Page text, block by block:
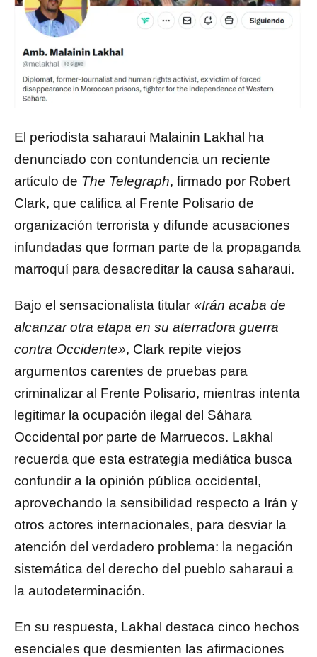
El periodista saharaui Malainin Lakhal ha
denunciado con contundencia un reciente
artículo de The Telegraph, firmado por Robert
Clark, que califica al Frente Polisario de
organización terrorista y difunde acusaciones
infundadas que forman parte de la propaganda
marroquí para desacreditar la causa saharaui.
Bajo el sensacionalista titular «Irán acaba de
alcanzar otra etapa en su aterradora guerra
contra Occidente», Clark repite viejos
argumentos carentes de pruebas para
criminalizar al Frente Polisario, mientras intenta
legitimar la ocupación ilegal del Sáhara
Occidental por parte de Marruecos. Lakhal
recuerda que esta estrategia mediática busca
confundir a la opinión pública occidental,
aprovechando la sensibilidad respecto a Irán y
otros actores internacionales, para desviar la
atención del verdadero problema: la negación
sistemática del derecho del pueblo saharaui a
la autodeterminación.
En su respuesta, Lakhal destaca cinco hechos
esenciales que desmienten las afirmaciones